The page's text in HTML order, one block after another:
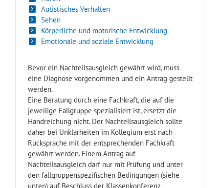
Autistisches Verhalten
Sehen
Körperliche und motorische Entwicklung
Emotionale und soziale Entwicklung
Bevor ein Nachteilsausgleich gewährt wird, muss
eine Diagnose vorgenommen und ein Antrag gestellt
werden.
Eine Beratung durch eine Fachkraft, die auf die
jeweilige Fallgruppe spezialisiert ist, ersetzt die
Handreichung nicht. Der Nachteilsausgleich sollte
daher bei Unklarheiten im Kollegium erst nach
Rücksprache mit der entsprechenden Fachkraft
gewährt werden. Einem Antrag auf
Nachteilsausgleich darf nur mit Prüfung und unter
den fallgruppenspezifischen Bedingungen (siehe
unten) auf Beschluss der Klassenkonferenz